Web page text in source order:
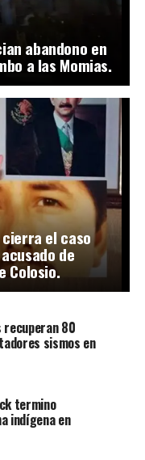
abandono en
a las Momias.
cierra el caso
de
Colosio.
80
sismos en
termino
indígena en